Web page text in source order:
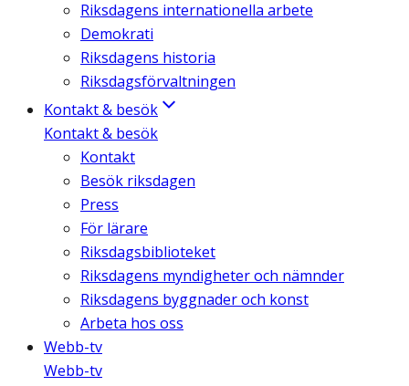
Riksdagens internationella arbete
Demokrati
Riksdagens historia
Riksdagsförvaltningen
Kontakt & besök
Kontakt & besök
Kontakt
Besök riksdagen
Press
För lärare
Riksdagsbiblioteket
Riksdagens myndigheter och nämnder
Riksdagens byggnader och konst
Arbeta hos oss
Webb-tv
Webb-tv